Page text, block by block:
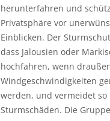
herunterfahren und
Privatsphäre vor
Einblicken. Der
dass Jalousien oder
hochfahren, wenn
Windgeschwindigkeiten
werden, und vermeidet so
Sturmschäden. Die